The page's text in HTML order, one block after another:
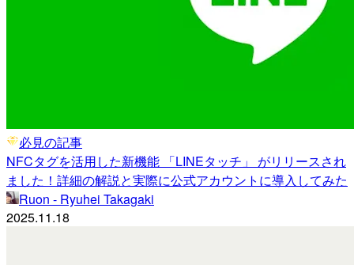
必見の記事
NFCタグを活用した新機能 「LINEタッチ」 がリリースされ
ました！詳細の解説と実際に公式アカウントに導入してみた
Ruon - Ryuhei Takagaki
2025.11.18